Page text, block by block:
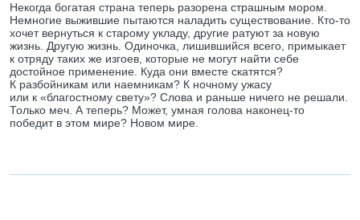
Некогда богатая страна теперь разорена страшным мором.
Немногие выжившие пытаются наладить существование. Кто-то
хочет вернуться к старому укладу, другие ратуют за новую
жизнь. Другую жизнь. Одиночка, лишившийся всего, примыкает
к отряду таких же изгоев, которые не могут найти себе
достойное применение. Куда они вместе скатятся?
К разбойникам или наемникам? К ночному ужасу
или к «благостному свету»? Слова и раньше ничего не решали.
Только меч. А теперь? Может, умная голова наконец-то
победит в этом мире? Новом мире.